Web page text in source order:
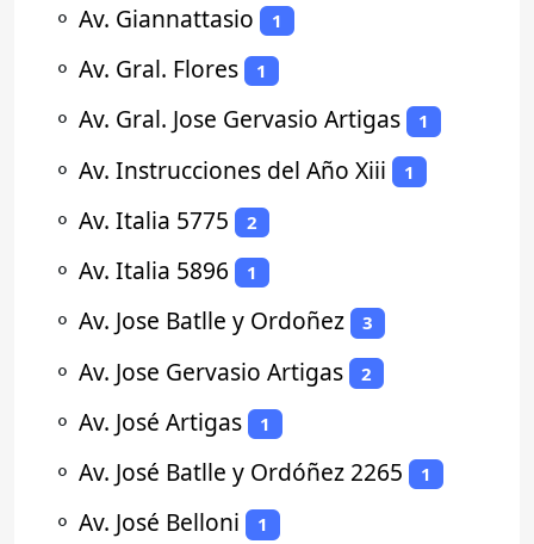
⚬ Av. Giannattasio 1
⚬ Av. Gral. Flores 1
⚬ Av. Gral. Jose Gervasio Artigas 1
⚬ Av. Instrucciones del Año Xiii 1
⚬ Av. Italia 5775 2
⚬ Av. Italia 5896 1
⚬ Av. Jose Batlle y Ordoñez 3
⚬ Av. Jose Gervasio Artigas 2
⚬ Av. José Artigas 1
⚬ Av. José Batlle y Ordóñez 2265 1
⚬ Av. José Belloni 1